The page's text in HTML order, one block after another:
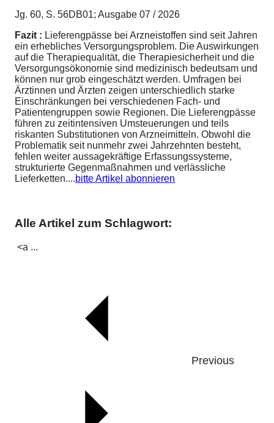
Jg. 60, S. 56DB01; Ausgabe 07 / 2026
Fazit : Lieferengpässe bei Arzneistoffen sind seit Jahren
ein erhebliches Versorgungsproblem. Die Auswirkungen
auf die Therapiequalität, die Therapiesicherheit und die
Versorgungsökonomie sind medizinisch bedeutsam und
können nur grob eingeschätzt werden. Umfragen bei
Ärztinnen und Ärzten zeigen unterschiedlich starke
Einschränkungen bei verschiedenen Fach- und
Patientengruppen sowie Regionen. Die Lieferengpässe
führen zu zeitintensiven Umsteuerungen und teils
riskanten Substitutionen von Arzneimitteln. Obwohl die
Problematik seit nunmehr zwei Jahrzehnten besteht,
fehlen weiter aussagekräftige Erfassungssysteme,
strukturierte Gegenmaßnahmen und verlässliche
Lieferketten....bitte Artikel abonnieren
Alle Artikel zum Schlagwort:
<a ...
Previous